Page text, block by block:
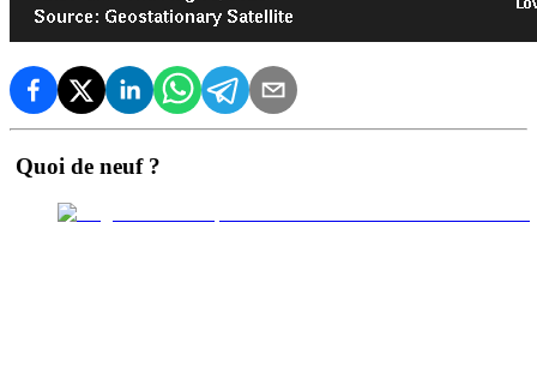
Quoi de neuf ?